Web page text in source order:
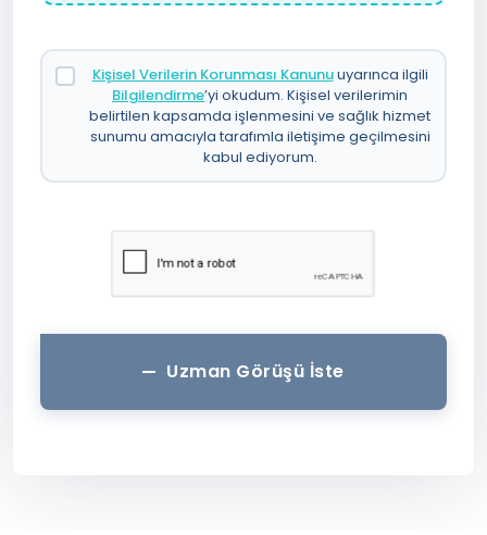
Kişisel Verilerin Korunması Kanunuuyarınca ilgili
Bilgilendirme’yi okudum. Kişisel verilerimin
belirtilen kapsamda işlenmesini ve sağlık hizmet
sunumu amacıyla tarafımla iletişime geçilmesini
kabul ediyorum.
Uzman Görüşü İste